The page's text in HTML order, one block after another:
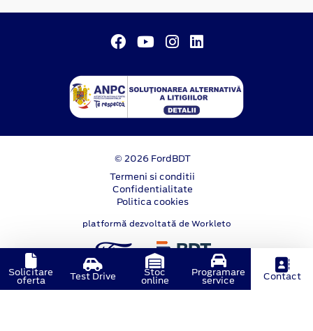
© 2026 FordBDT
Termeni si conditii
Confidentialitate
Politica cookies
platformă dezvoltată de Workleto
Solicitare
oferta Test Drive Stoc
online
Programare
service Contact